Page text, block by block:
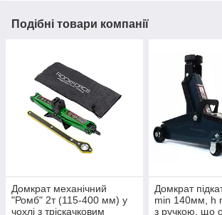
Подібні товари компанії
Домкрат механічний
"Ромб" 2т (115-400 мм) у
чохлі з тріскачковим
Домкрат
min 140мм, h
з ручкою, що